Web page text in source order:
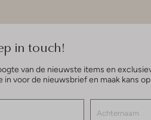
in touch!
van de nieuwste items en
in voor de nieuwsbrief en maak kans